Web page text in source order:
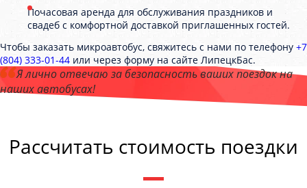
Почасовая аренда для обслуживания праздников и
свадеб с комфортной доставкой приглашенных гостей.
Чтобы заказать микроавтобус, свяжитесь с нами по телефону +7
(804) 333-01-44 или через форму на сайте ЛипецкБас.
Я лично отвечаю за безопасность ваших поездок на
наших автобусах!
Рассчитать стоимость поездки